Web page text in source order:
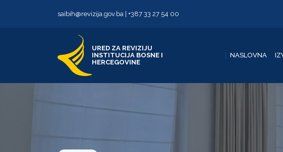
saibih@revizija.gov.ba +387 33 27 54 00
URED ZA REVIZIJU
INSTITUCIJA BOSNE I
HERCEGOVINE
NASLOVNA